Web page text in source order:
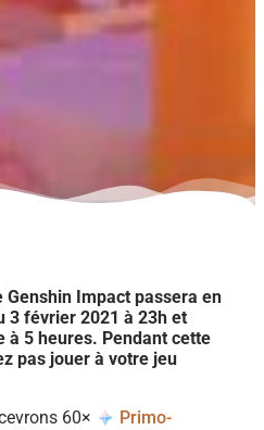
Genshin Impact passera en
3 février 2021 à 23h et
à 5 heures. Pendant cette
pas jouer à votre jeu
60×
Primo-